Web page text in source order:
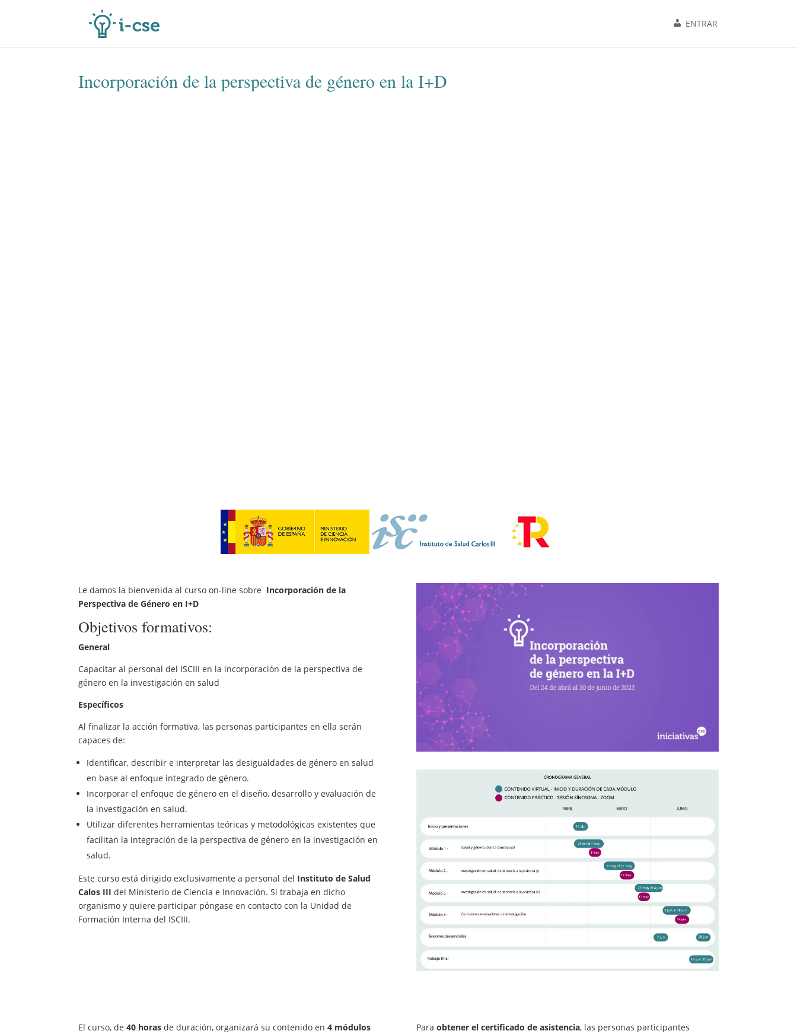
ENTRAR
Incorporación de la perspectiva de género en la I+D
Le damos la bienvenida al curso on-line sobre Incorporación de la
Perspectiva de Género en I+D
Objetivos formativos:
General
Capacitar al personal del ISCIII en la incorporación de la perspectiva de
género en la investigación en salud
Específicos
Al finalizar la acción formativa, las personas participantes en ella serán
capaces de:
Identificar, describir e interpretar las desigualdades de género en salud
en base al enfoque integrado de género.
Incorporar el enfoque de género en el diseño, desarrollo y evaluación de
la investigación en salud.
Utilizar diferentes herramientas teóricas y metodológicas existentes que
facilitan la integración de la perspectiva de género en la investigación en
salud.
Este curso está dirigido exclusivamente a personal del Instituto de Salud
Calos III del Ministerio de Ciencia e Innovación. Si trabaja en dicho
organismo y quiere participar póngase en contacto con la Unidad de
Formación Interna del ISCIII.
El curso, de 40 horas de duración, organizará su contenido en 4 módulos
Para obtener el certificado de asistencia, las personas participantes